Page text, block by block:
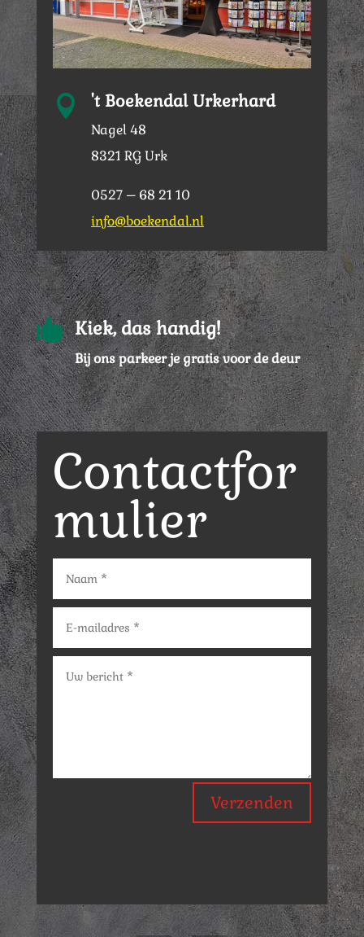
 't Boekendal Urkerhard
Nagel 48
8321 RG Urk
0527 – 68 21 10
info@boekendal.nl
 Kiek, das handig!
Bij ons parkeer je gratis voor de deur
Contactfor
mulier
Verzenden